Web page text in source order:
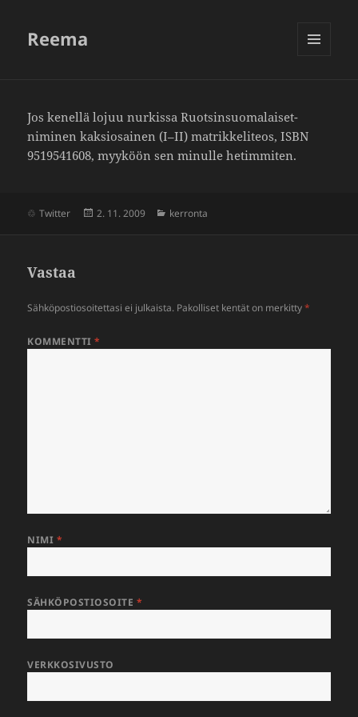
Reema
Jos kenellä lojuu nurkissa Ruot­sin­suo­ma­laiset-
niminen kaksio­sainen (I–II) matrik­ke­li­teos, ISBN
9519541608, myyköön sen minulle hetim­miten.
Twitter Julkaistu
2. 11. 2009 Kategoriat
kerronta
Vastaa
Sähköpostiosoitettasi ei julkaista. Pakolliset kentät on merkitty*
KOMMENTTI*
NIMI *
SÄHKÖPOSTIOSOITE *
VERKKOSIVUSTO